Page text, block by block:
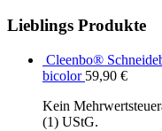
Lieblings Produkte
Cleenbo®
bicolor 59,90 €
Kein
(1) UStG.